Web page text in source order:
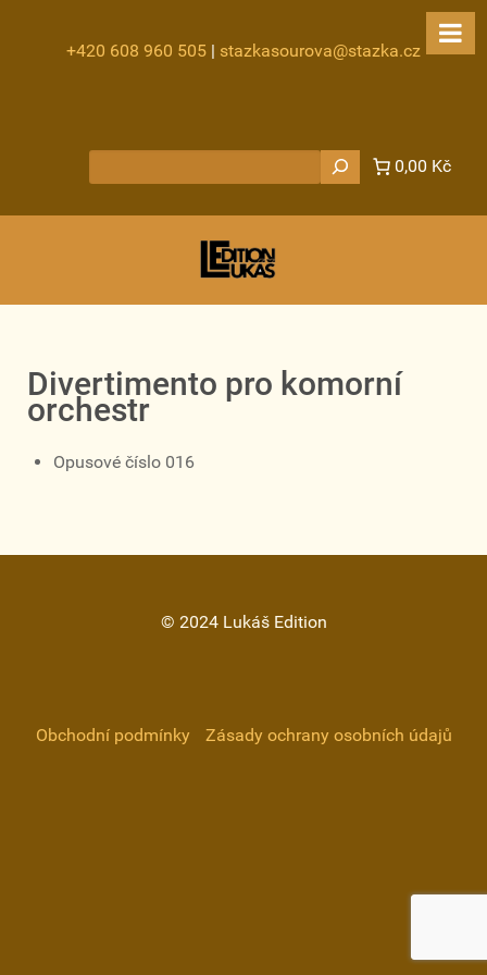
+420 608 960 505 | stazkasourova@stazka.cz
0,00 Kč
Divertimento pro komorní
orchestr
Opusové číslo 016
© 2024 Lukáš Edition
Obchodní podmínky Zásady ochrany osobních údajů